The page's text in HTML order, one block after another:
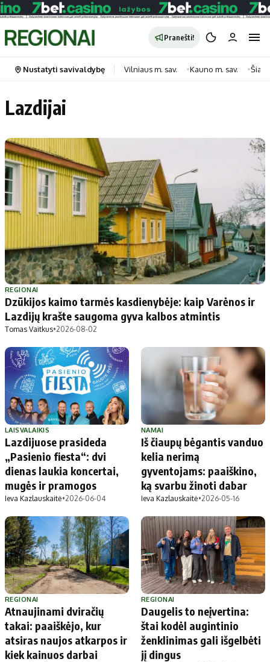
Pranešti!
Portalas
Pradinis puslapis
Savivaldybės
Naujausi
Regionai
Lietuva
Politika
Patarimai
Dirbtinis intelektas
Gineso rekordai
Transportas
Gyvenimas
Horoskopai
Laisvalaikis
Maistas
Sveikata
Technologijos
Indėlių palūkanos
Ekonomikos naujienos
Didžiosios savivaldybės
Vilniaus miesto
Kauno miesto
Klaipėdos miesto
Panevėžio miesto
Šiaulių miesto
Alytaus miesto
Marijampolės
Kitos savivaldybės
Druskininkų
Utenos rajono
Jonavos rajono
Vilkaviškio rajono
Tauragės rajono
Palangos miesto
Prienų rajono
Redakcija
Apie mus
Autoriai
Kontaktai
Privatumo politika
Redakcijos politika
Receptai
Nustatyti savivaldybę Vilniaus m. sav. Kauno m. sav.
Lazdijai
REGIONAI
Dzūkijos kaimo tarmės kasdienybėje: kaip Varėnos ir
Lazdijų krašte saugoma gyva kalbos atmintis
Tomas Vaitkus•2026-08-02
LAISVALAIKIS
Lazdijuose prasideda
„Pasienio fiesta“: dvi
dienas laukia koncertai,
mugės ir pramogos
Ieva Kazlauskaitė•2026-06-04
NAMAI
Iš čiaupų bėgantis vanduo
kelia nerimą
gyventojams: paaiškino,
ką svarbu žinoti dabar
Ieva Kazlauskaitė•2026-05-16
REGIONAI
Atnaujinami dviračių
takai: paaiškėjo, kur
atsiras naujos atkarpos ir
kiek kainuos darbai
REGIONAI
Daugelis to neįvertina:
štai kodėl augintinio
ženklinimas gali išgelbėti
jį dingus